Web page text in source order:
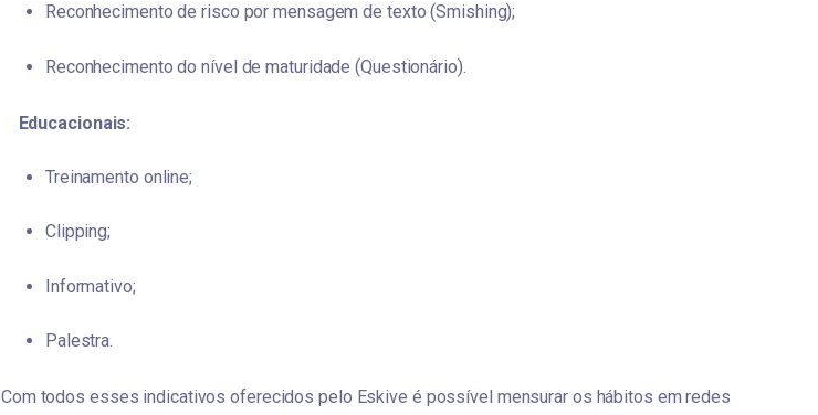
Reconhecimento de risco por mensagem de texto (Smishing);
Reconhecimento do nível de maturidade (Questionário).
Educacionais:
Treinamento online;
Clipping;
Informativo;
Palestra.
Com todos esses indicativos oferecidos pelo Eskive é possível mensurar os hábitos em redes